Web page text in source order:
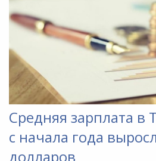
Средняя зарплата в
с начала года
долларов